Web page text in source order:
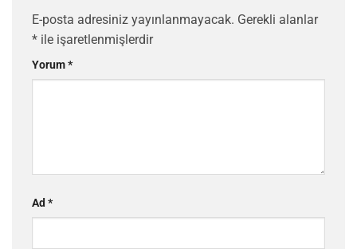
E-posta adresiniz yayınlanmayacak. Gerekli alanlar
* ile işaretlenmişlerdir
Yorum*
Ad *